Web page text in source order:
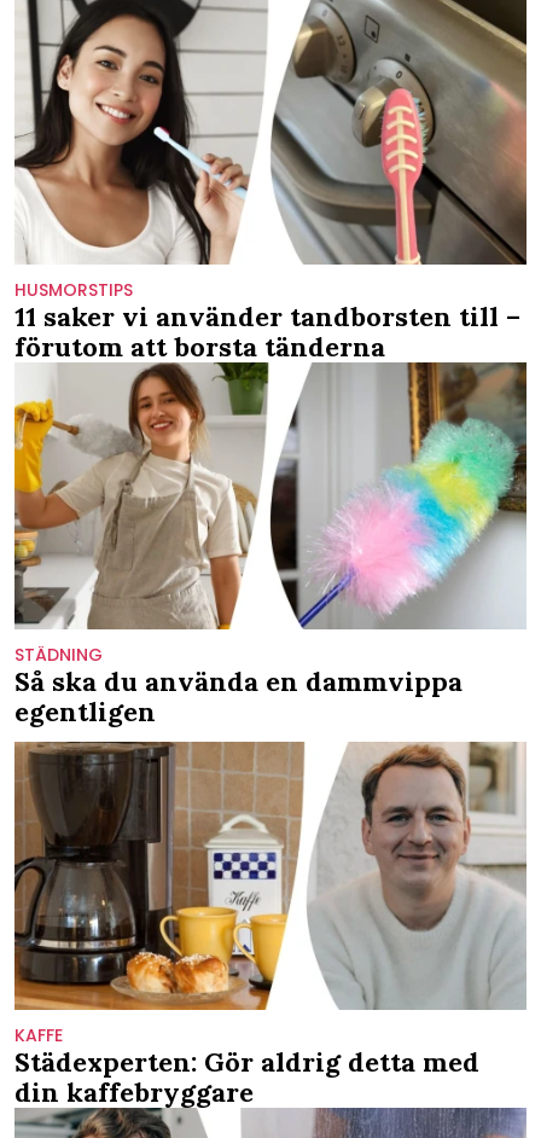
HUSMORSTIPS
11 saker vi använder tandborsten till –
förutom att borsta tänderna
STÄDNING
Så ska du använda en dammvippa
egentligen
KAFFE
Städexperten: Gör aldrig detta med
din kaffebryggare